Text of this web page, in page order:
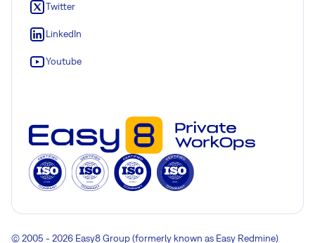
Twitter
LinkedIn
Youtube
© 2005 - 2026 Easy8 Group (formerly known as Easy Redmine)